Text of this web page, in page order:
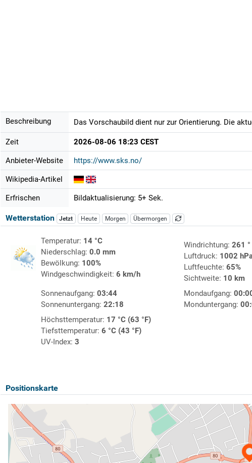
Beschreibung Das Vorschaubild dient nur zur Orientierung. Die
Zeit 2026-08-06 18:23 CEST
Anbieter-Website https://www.sks.no/
Wikipedia-Artikel
Erfrischen Bildaktualisierung: 5+ Sek.
Wetterstation Jetzt Heute Morgen Übermorgen
Temperatur: 14 °C
Niederschlag: 0.0 mm
Bewölkung: 100%
Windgeschwindigkeit: 6 km/h
Windrichtung: 261 °
Luftdruck: 1002
Luftfeuchte: 65%
Sichtweite: 10 km
Sonnenaufgang: 03:44
Sonnenuntergang: 22:18
Mondaufgang:
Monduntergang:
Höchsttemperatur: 17 °C (63 °F)
Tiefsttemperatur: 6 °C (43 °F)
UV-Index: 3
Positionskarte